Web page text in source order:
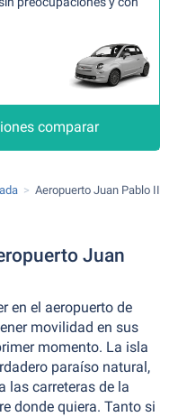
comparar
Aeropuerto Juan Pablo II
Juan
en el aeropuerto de
movilidad en sus
momento. La isla
paraíso natural,
las carreteras de la
donde quiera. Tanto si